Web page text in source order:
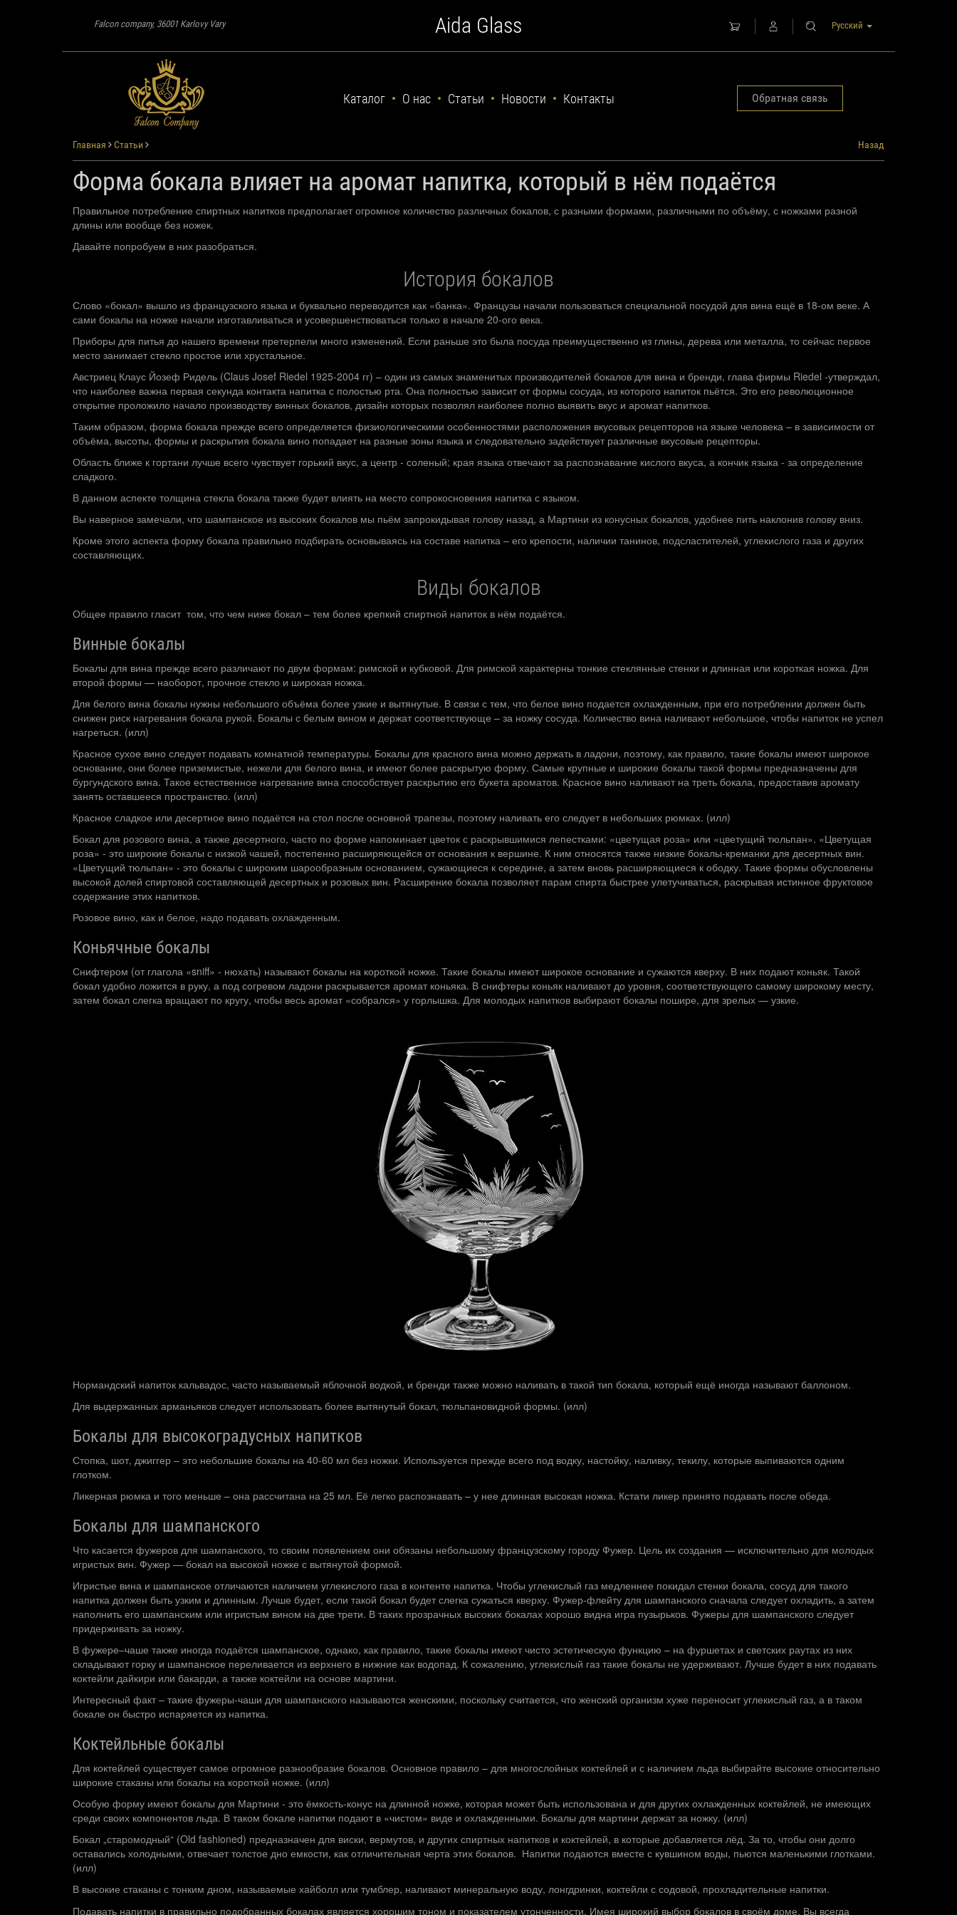
Falcon company, 36001 Karlovy Vary Aida Glass Русский
Каталог О нас Статьи Новости Контакты Обратная связь
Назад
Главная Статьи
Форма бокала влияет на аромат напитка, который в нём подаётся
Правильное потребление спиртных напитков предполагает огромное количество различных бокалов, с разными формами, различными по объёму, с ножками разной
длины или вообще без ножек.
Давайте попробуем в них разобраться.
История бокалов
Слово «бокал» вышло из французского языка и буквально переводится как «банка». Французы начали пользоваться специальной посудой для вина ещё в 18-ом веке. А
сами бокалы на ножке начали изготавливаться и усовершенствоваться только в начале 20-ого века.
Приборы для питья до нашего времени претерпели много изменений. Если раньше это была посуда преимущественно из глины, дерева или металла, то сейчас первое
место занимает стекло простое или хрустальное.
Австриец Клаус Йозеф Ридель (Claus Josef Riedel 1925-2004 гг) – один из самых знаменитых производителей бокалов для вина и бренди, глава фирмы Riedel -утверждал,
что наиболее важна первая секунда контакта напитка с полостью рта. Она полностью зависит от формы сосуда, из которого напиток пьётся. Это его революционное
открытие проложило начало производству винных бокалов, дизайн которых позволял наиболее полно выявить вкус и аромат напитков.
Таким образом, форма бокала прежде всего определяется физиологическими особенностями расположения вкусовых рецепторов на языке человека – в зависимости от
объёма, высоты, формы и раскрытия бокала вино попадает на разные зоны языка и следовательно задействует различные вкусовые рецепторы.
Область ближе к гортани лучше всего чувствует горький вкус, а центр - соленый; края языка отвечают за распознавание кислого вкуса, а кончик языка - за определение
сладкого.
В данном аспекте толщина стекла бокала также будет влиять на место сопрокосновения напитка с языком.
Вы наверное замечали, что шампанское из высоких бокалов мы пьём запрокидывая голову назад, а Мартини из конусных бокалов, удобнее пить наклонив голову вниз.
Кроме этого аспекта форму бокала правильно подбирать основываясь на составе напитка – его крепости, наличии танинов, подсластителей, углекислого газа и других
составляющих.
Виды бокалов
Общее правило гласит том, что чем ниже бокал – тем более крепкий спиртной напиток в нём подаётся.
Винные бокалы
Бокалы для вина прежде всего различают по двум формам: римской и кубковой. Для римской характерны тонкие стеклянные стенки и длинная или короткая ножка. Для
второй формы — наоборот, прочное стекло и широкая ножка.
Для белого вина бокалы нужны небольшого объёма более узкие и вытянутые. В связи с тем, что белое вино подается охлажденным, при его потреблении должен быть
снижен риск нагревания бокала рукой. Бокалы с белым вином и держат соответствующе – за ножку сосуда. Количество вина наливают небольшое, чтобы напиток не успел
нагреться. (илл)
Красное сухое вино следует подавать комнатной температуры. Бокалы для красного вина можно держать в ладони, поэтому, как правило, такие бокалы имеют широкое
основание, они более приземистые, нежели для белого вина, и имеют более раскрытую форму. Самые крупные и широкие бокалы такой формы предназначены для
бургундского вина. Такое естественное нагревание вина способствует раскрытию его букета ароматов. Красное вино наливают на треть бокала, предоставив аромату
занять оставшееся пространство. (илл)
Красное сладкое или десертное вино подаётся на стол после основной трапезы, поэтому наливать его следует в небольших рюмках. (илл)
Бокал для розового вина, а также десертного, часто по форме напоминает цветок с раскрывшимися лепестками: «цветущая роза» или «цветущий тюльпан». «Цветущая
роза» - это широкие бокалы с низкой чашей, постепенно расширяющейся от основания к вершине. К ним относятся также низкие бокалы-креманки для десертных вин.
«Цветущий тюльпан» - это бокалы с широким шарообразным основанием, сужающиеся к середине, а затем вновь расширяющиеся к ободку. Такие формы обусловлены
высокой долей спиртовой составляющей десертных и розовых вин. Расширение бокала позволяет парам спирта быстрее улетучиваться, раскрывая истинное фруктовое
содержание этих напитков.
Розовое вино, как и белое, надо подавать охлажденным.
Коньячные бокалы
Снифтером (от глагола «sniff» - нюхать) называют бокалы на короткой ножке. Такие бокалы имеют широкое основание и сужаются кверху. В них подают коньяк. Такой
бокал удобно ложится в руку, а под согревом ладони раскрывается аромат коньяка. В снифтеры коньяк наливают до уровня, соответствующего самому широкому месту,
затем бокал слегка вращают по кругу, чтобы весь аромат «собрался» у горлышка. Для молодых напитков выбирают бокалы пошире, для зрелых — узкие.
Нормандский напиток кальвадос, часто называемый яблочной водкой, и бренди также можно наливать в такой тип бокала, который ещё иногда называют баллоном.
Для выдержанных арманьяков следует использовать более вытянутый бокал, тюльпановидной формы. (илл)
Бокалы для высокоградусных напитков
Стопка, шот, джиггер – это небольшие бокалы на 40-60 мл без ножки. Используется прежде всего под водку, настойку, наливку, текилу, которые выпиваются одним
глотком.
Ликерная рюмка и того меньше – она рассчитана на 25 мл. Её легко распознавать – у нее длинная высокая ножка. Кстати ликер принято подавать после обеда.
Бокалы для шампанского
Что касается фужеров для шампанского, то своим появлением они обязаны небольшому французскому городу Фужер. Цель их создания — исключительно для молодых
игристых вин. Фужер — бокал на высокой ножке с вытянутой формой.
Игристые вина и шампанское отличаются наличием углекислого газа в контенте напитка. Чтобы углекислый газ медленнее покидал стенки бокала, сосуд для такого
напитка должен быть узким и длинным. Лучше будет, если такой бокал будет слегка сужаться кверху. Фужер-флейту для шампанского сначала следует охладить, а затем
наполнить его шампанским или игристым вином на две трети. В таких прозрачных высоких бокалах хорошо видна игра пузырьков. Фужеры для шампанского следует
придерживать за ножку.
В фужере–чаше также иногда подаётся шампанское, однако, как правило, такие бокалы имеют чисто эстетическую функцию – на фуршетах и светских раутах из них
складывают горку и шампанское переливается из верхнего в нижние как водопад. К сожалению, углекислый газ такие бокалы не удерживают. Лучше будет в них подавать
коктейли дайкири или бакарди, а также коктейли на основе мартини.
Интересный факт – такие фужеры-чаши для шампанского называются женскими, поскольку считается, что женский организм хуже переносит углекислый газ, а в таком
бокале он быстро испаряется из напитка.
Коктейльные бокалы
Для коктейлей существует самое огромное разнообразие бокалов. Основное правило – для многослойных коктейлей и с наличием льда выбирайте высокие относительно
широкие стаканы или бокалы на короткой ножке. (илл)
Особую форму имеют бокалы для Мартини - это ёмкость-конус на длинной ножке, которая может быть использована и для других охлажденных коктейлей, не имеющих
среди своих компонентов льда. В таком бокале напитки подают в «чистом» виде и охлажденными. Бокалы для мартини держат за ножку. (илл)
Бокал „старомодный“ (Old fashioned) предназначен для виски, вермутов, и других спиртных напитков и коктейлей, в которые добавляется лёд. За то, чтобы они долго
оставались холодными, отвечает толстое дно емкости, как отличительная черта этих бокалов. Напитки подаются вместе с кувшином воды, пьются маленькими глотками.
(илл)
В высокие стаканы с тонким дном, называемые хайболл или тумблер, наливают минеральную воду, лонгдринки, коктейли с содовой, прохладительные напитки.
Подавать напитки в правильно подобранных бокалах является хорошим тоном и показателем утонченности. Имея широкий выбор бокалов в своём доме, Вы всегда